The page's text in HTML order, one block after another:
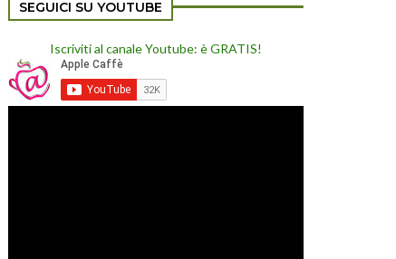
SEGUICI SU YOUTUBE
Iscriviti al canale Youtube: è GRATIS!